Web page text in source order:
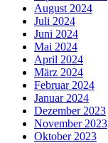
August 2024
Juli 2024
Juni 2024
Mai 2024
April 2024
März 2024
Februar 2024
Januar 2024
Dezember 2023
November 2023
Oktober 2023